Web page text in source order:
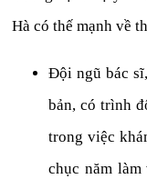
Hà có thế mạnh về
Đội ngũ bác
bản, có trình
trong việc
chục năm